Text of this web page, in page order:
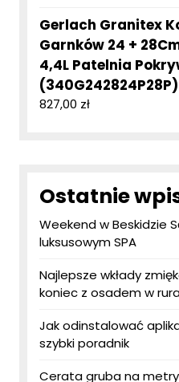
Gerlach Granitex
Garnków 24 +
4,4L Patelnia
(340G242824P28P)
827,00 zł
Ostatnie
Weekend w Beskidzie
luksusowym SPA
Najlepsze wkłady
koniec z osadem w
Jak odinstalować
szybki poradnik
Cerata gruba na